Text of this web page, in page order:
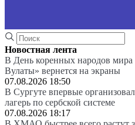
Новостная лента
В День коренных народов
Вулаты» вернется на экраны
07.08.2026 18:50
В Сургуте впервые
лагерь по сербской системе
07.08.2026 18:17